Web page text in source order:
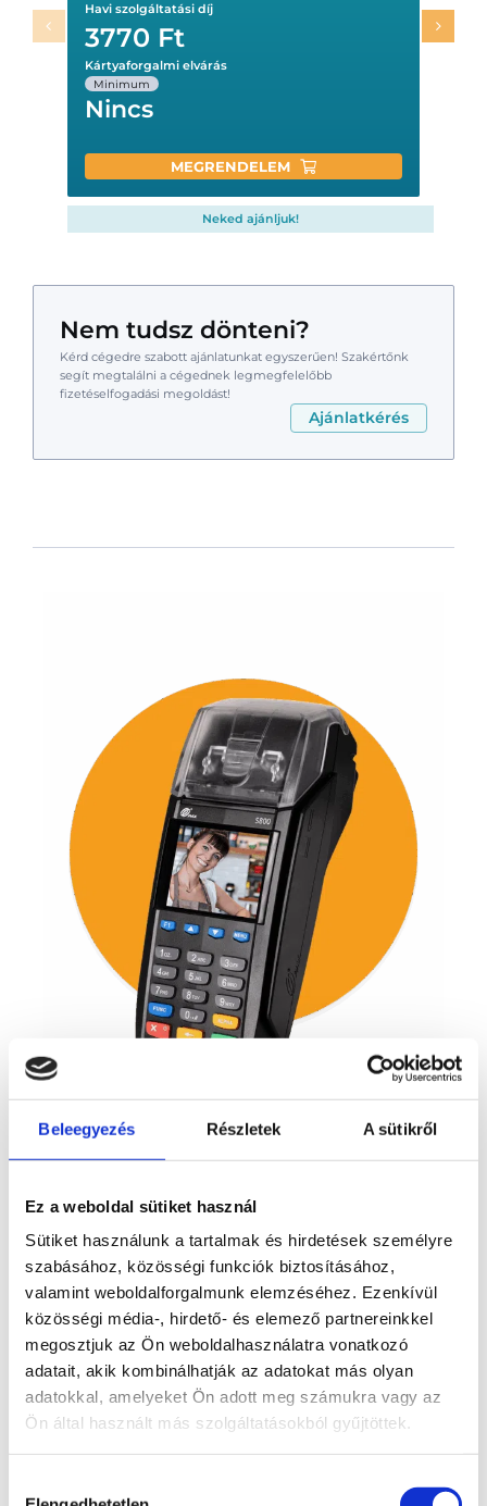
Beleegyezés Részletek A sütikről
Ez a weboldal sütiket használ
Sütiket használunk a tartalmak és hirdetések személyre
szabásához, közösségi funkciók biztosításához,
valamint weboldalforgalmunk elemzéséhez. Ezenkívül
közösségi média-, hirdető- és elemező partnereinkkel
megosztjuk az Ön weboldalhasználatra vonatkozó
adatait, akik kombinálhatják az adatokat más olyan
adatokkal, amelyeket Ön adott meg számukra vagy az
Ön által használt más szolgáltatásokból gyűjtöttek.
Havi szolgáltatási díj
3770 Ft
Kártyaforgalmi elvárás
Minimum
Nincs
MEGRENDELEM
Neked ajánljuk!
Nem tudsz dönteni?
Kérd cégedre szabott ajánlatunkat egyszerűen! Szakértőnk
segít megtalálni a cégednek legmegfelelőbb
fizetéselfogadási megoldást!
Ajánlatkérés
POS TERMINAL
Pax S800
Költséghatékony választás kereskedések számára, ahol
nem szükséges a hordozható készülék, de fontos az
egyszerű használat.
ELŐNYÖK
Stabil, átlátható elszámolás és részletes